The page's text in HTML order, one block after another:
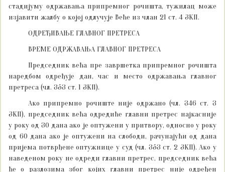
стадијуму одржавања припремног рочишта, тужилац може
изјавити жалбу о којој одлучује Веће из члан 21 ст. 4 ЗКП.
ОДРЕЂИВАЊЕ ГЛАВНОГ ПРЕТРЕСА
ВРЕМЕ ОДРЖАВАЊА ГЛАВНОГ ПРЕТРЕСА
Председник већа пре завршетка припремног рочишта
наредбом одређује дан, час и место одржавања главног
претреса (чл. 353 ст. 1 ЗКП).
Ако припремно рочиште није одржано (чл. 346 ст. 3
ЗКП), председник већа одредиће главни претрес најкасније
у року од 30 дана ако је оптужени у притвору, односно у року
од 60 дана ако је оптужени на слободи, рачунајући од дана
пријема потврђене оптужнице у суд (чл. 353 ст. 2 ЗКП). Ако у
наведеном року не одреди главни претрес, председник већа
ће о разлозима због којих главни претрес није одређен